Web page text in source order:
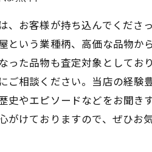
、お客様が持ち込んでくださ
という業種柄、高価な品物か
った品物も査定対象としてお
ご相談ください。当店の経験
史やエピソードなどをお聞き
がけておりますので、ぜひお